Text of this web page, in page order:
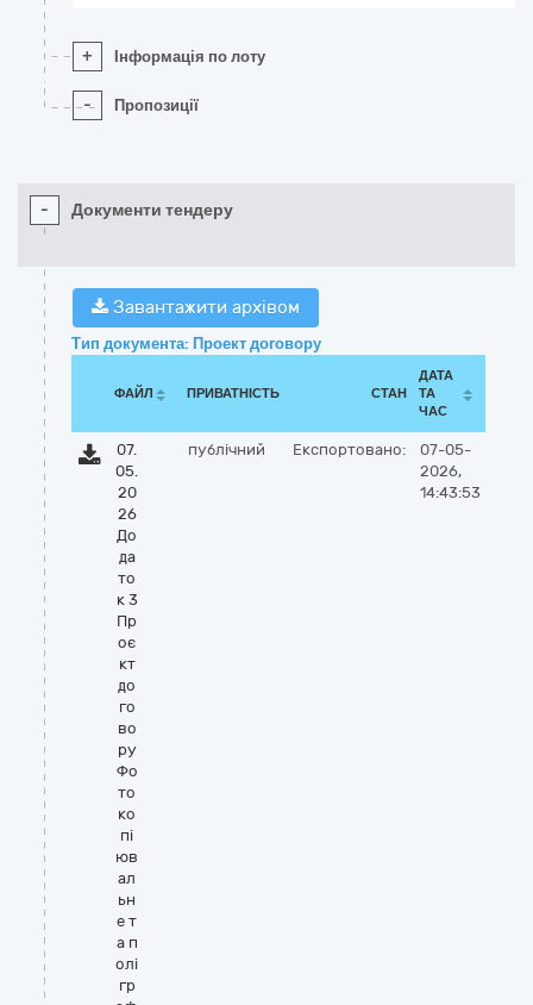
+ Інформація по лоту
- Пропозиції
- Документи тендеру
Завантажити архівом
Тип документа: Проект договору
ФАЙЛ ПРИВАТНІСТЬ СТАН
ДАТА
ТА
ЧАС
07.
05.
20
26
До
да
то
к 3
Пр
оє
кт
до
го
во
ру
Фо
то
ко
пі
юв
ал
ьн
е т
а п
олі
гр
публічний Експортовано:
07-05-
2026,
14:43:53